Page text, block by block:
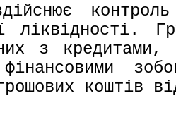
ліквідності.
з кредитами,
коштів